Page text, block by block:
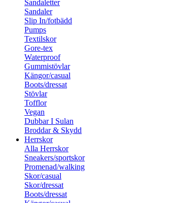
Sandaletter
Sandaler
Slip In/fotbädd
Pumps
Textilskor
Gore-tex
Waterproof
Gummistövlar
Kängor/casual
Boots/dressat
Stövlar
Tofflor
Vegan
Dubbar I Sulan
Broddar & Skydd
Herrskor
Alla Herrskor
Sneakers/sportskor
Promenad/walking
Skor/casual
Skor/dressat
Boots/dressat